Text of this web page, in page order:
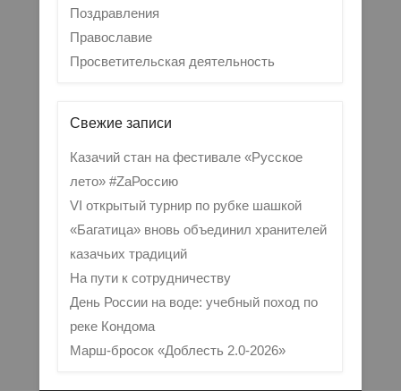
Поздравления
Православие
Просветительская деятельность
Свежие записи
Казачий стан на фестивале «Русское
лето» #ZaРоссию
VI открытый турнир по рубке шашкой
«Багатица» вновь объединил хранителей
казачьих традиций
На пути к сотрудничеству
День России на воде: учебный поход по
реке Кондома
Марш-бросок «Доблесть 2.0-2026»